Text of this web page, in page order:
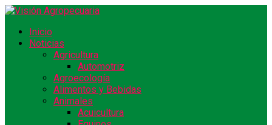
Inicio
Noticias
Agricultura
Automotriz
Agroecología
Alimentos y Bebidas
Animales
Acuicultura